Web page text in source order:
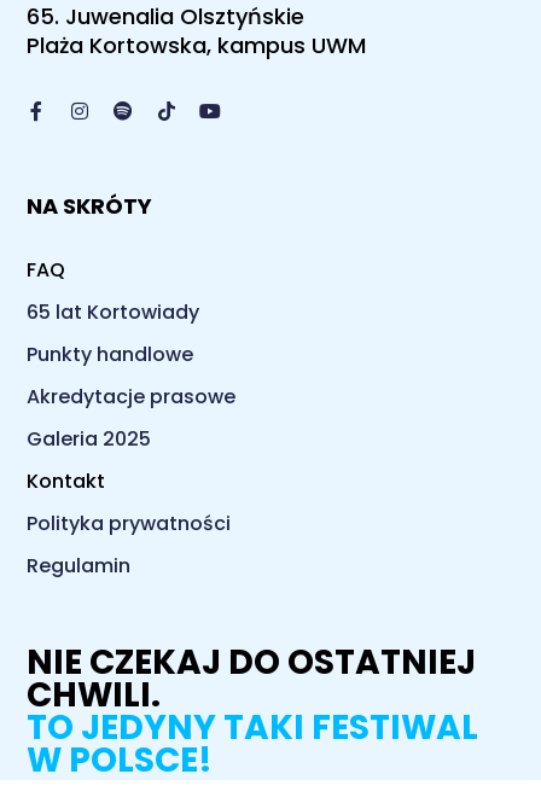
65. Juwenalia Olsztyńskie
Plaża Kortowska, kampus UWM
NA SKRÓTY
FAQ
65 lat Kortowiady
Punkty handlowe
Akredytacje prasowe
Galeria 2025
Kontakt
Polityka prywatności
Regulamin
NIE CZEKAJ DO OSTATNIEJ
CHWILI.
TO JEDYNY TAKI FESTIWAL
W POLSCE!